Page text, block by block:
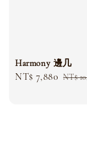
Harmony 邊几
Sale
NT$ 7,880 NT$